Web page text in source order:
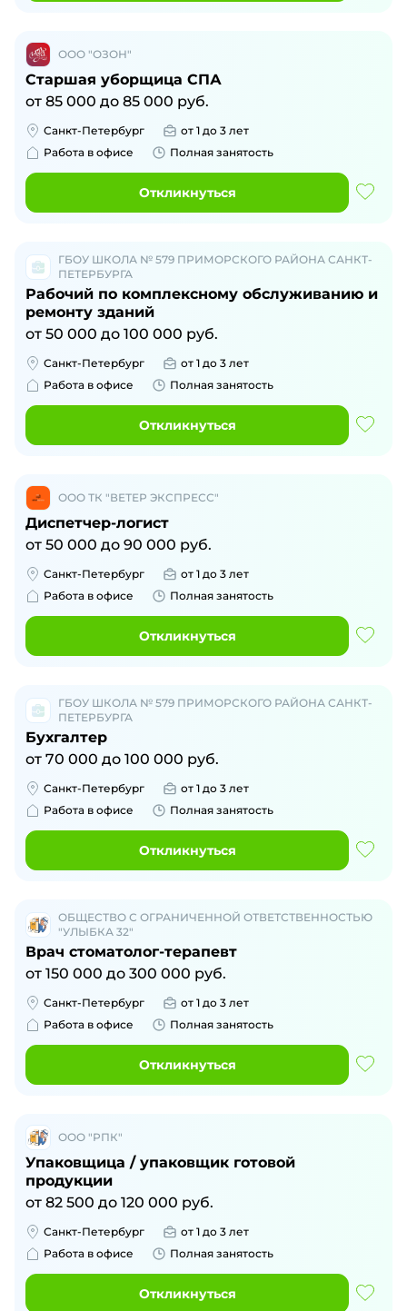
ООО "ОЗОН"
Старшая уборщица СПА
от 85 000 до 85 000 руб.
Санкт-Петербург
от 1 до 3 лет
Работа в офисе
Полная занятость
Откликнуться
ГБОУ ШКОЛА № 579 ПРИМОРСКОГО РАЙОНА САНКТ-
ПЕТЕРБУРГА
Рабочий по комплексному обслуживанию и
ремонту зданий
от 50 000 до 100 000 руб.
Санкт-Петербург
от 1 до 3 лет
Работа в офисе
Полная занятость
Откликнуться
ООО ТК "ВЕТЕР ЭКСПРЕСС"
Диспетчер-логист
от 50 000 до 90 000 руб.
Санкт-Петербург
от 1 до 3 лет
Работа в офисе
Полная занятость
Откликнуться
ГБОУ ШКОЛА № 579 ПРИМОРСКОГО РАЙОНА САНКТ-
ПЕТЕРБУРГА
Бухгалтер
от 70 000 до 100 000 руб.
Санкт-Петербург
от 1 до 3 лет
Работа в офисе
Полная занятость
Откликнуться
ОБЩЕСТВО С ОГРАНИЧЕННОЙ ОТВЕТСТВЕННОСТЬЮ
"УЛЫБКА 32"
Врач стоматолог-терапевт
от 150 000 до 300 000 руб.
Санкт-Петербург
от 1 до 3 лет
Работа в офисе
Полная занятость
Откликнуться
ООО "РПК"
Упаковщица / упаковщик готовой
продукции
от 82 500 до 120 000 руб.
Санкт-Петербург
от 1 до 3 лет
Работа в офисе
Полная занятость
Откликнуться